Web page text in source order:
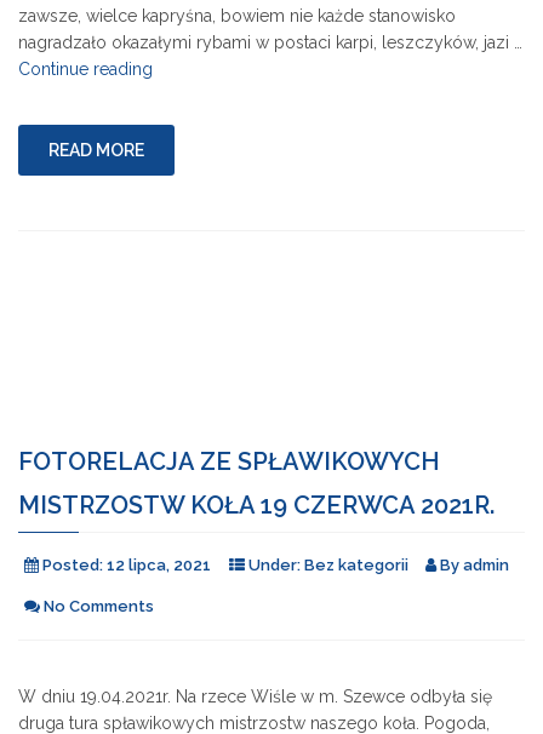
zawsze, wielce kapryśna, bowiem nie każde stanowisko
nagradzało okazałymi rybami w postaci karpi, leszczyków, jazi …
Continue reading
reprezentantów
spławikowych
READ MORE
FOTORELACJA ZE SPŁAWIKOWYCH
MISTRZOSTW KOŁA 19 CZERWCA 2021R.
Posted: 12 lipca, 2021 Under: Bez kategorii By admin
No Comments
W dniu 19.04.2021r. Na rzece Wiśle w m. Szewce odbyła się
druga tura spławikowych mistrzostw naszego koła. Pogoda,